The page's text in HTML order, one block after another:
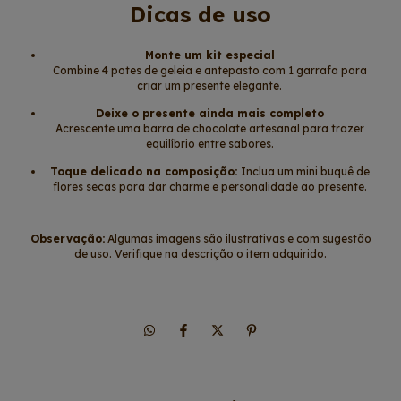
Dicas de uso
Monte um kit especial
Combine 4 potes de geleia e antepasto com 1 garrafa para
criar um presente elegante.
Deixe o presente ainda mais completo
Acrescente uma barra de chocolate artesanal para trazer
equilíbrio entre sabores.
Toque delicado na composição: Inclua um mini buquê de
flores secas para dar charme e personalidade ao presente.
Observação:Algumas imagens são ilustrativas e com sugestão
de uso. Verifique na descrição o item adquirido.